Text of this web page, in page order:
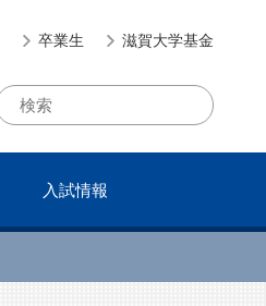
卒業生 滋賀大学基金
⼊試情報